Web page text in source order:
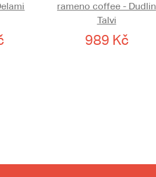
rameno coffee - Dudlin
Talvi
989 Kč